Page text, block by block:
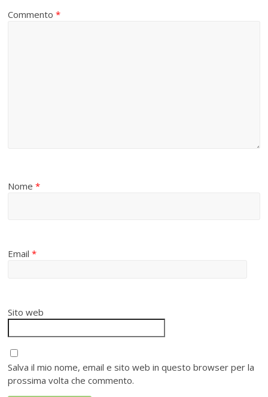
Commento*
Nome*
Email*
Sito web
Salva il mio nome, email e sito web in questo browser per la
prossima volta che commento.